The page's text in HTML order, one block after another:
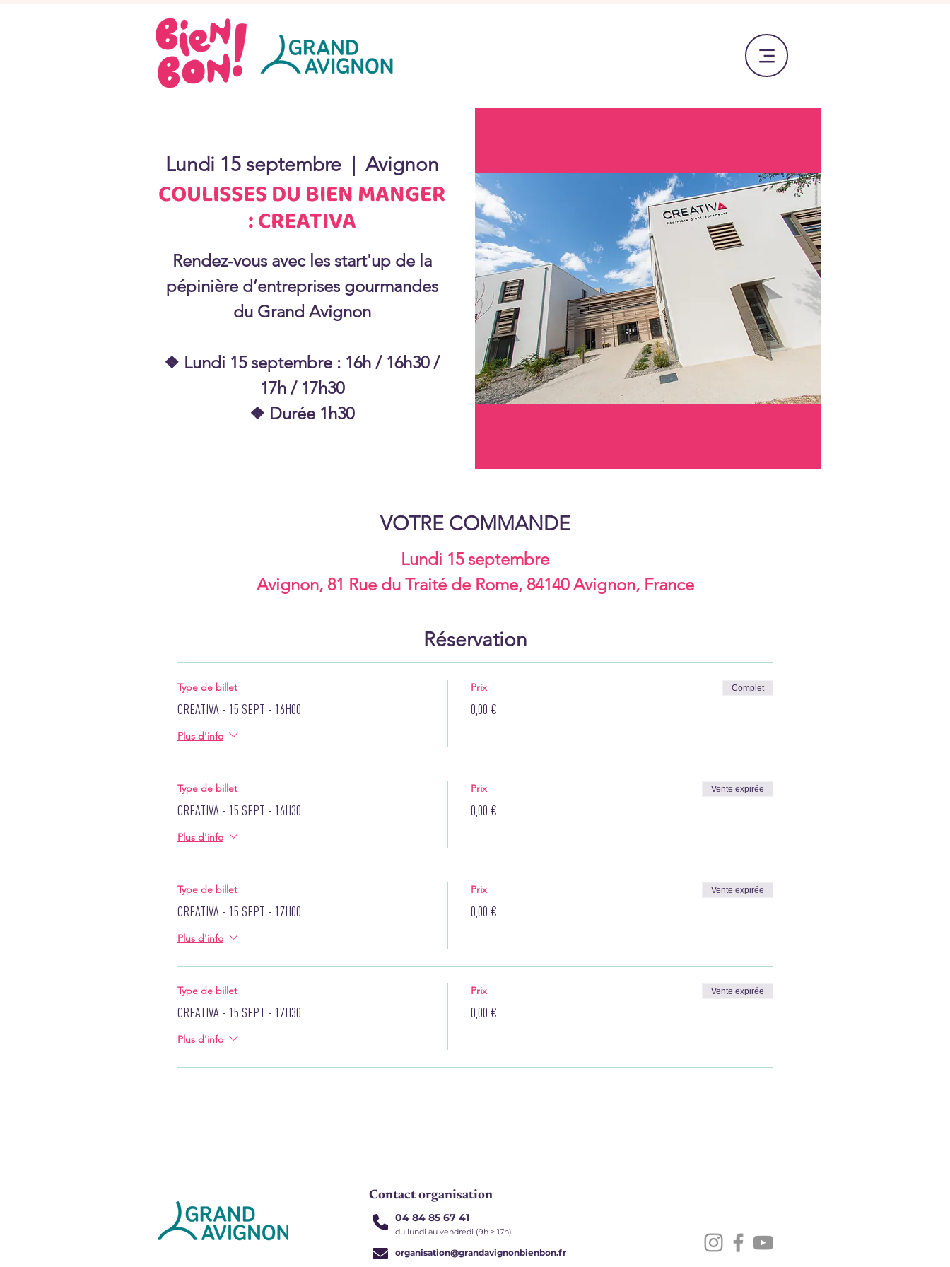
Lundi 15 septembre
  |
Avignon
COULISSES DU BIEN MANGER
: CREATIVA
Rendez-vous avec les start'up de la
pépinière d’entreprises gourmandes
du Grand Avignon
❖ Lundi 15 septembre : 16h / 16h30 /
17h / 17h30
❖ Durée 1h30
VOTRE COMMANDE
Lundi 15 septembre
Avignon, 81 Rue du Traité de Rome, 84140 Avignon, France
Réservation
Type de billet
CREATIVA - 15 SEPT - 16H00
Plus d'info
Prix
0,00 €
Complet
Type de billet
CREATIVA - 15 SEPT - 16H30
Plus d'info
Prix
0,00 €
Vente expirée
Type de billet
CREATIVA - 15 SEPT - 17H00
Plus d'info
Prix
0,00 €
Vente expirée
Type de billet
CREATIVA - 15 SEPT - 17H30
Plus d'info
Prix
0,00 €
Vente expirée
Contact organisation
04 84 85 67 41
du lundi au vendredi (9h > 17h)
organisation@grandavignonbienbon.fr